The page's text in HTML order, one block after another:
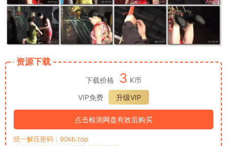
资源下载
下载价格 3 K币
VIP免费
升级VIP
点击检测网盘有效后购买
统一解压密码：90kb.top